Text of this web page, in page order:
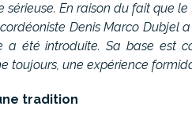
En raison du fait que
Denis Marco Dubjel
a été introduite. Sa base est
toujours, une expérience
tradition